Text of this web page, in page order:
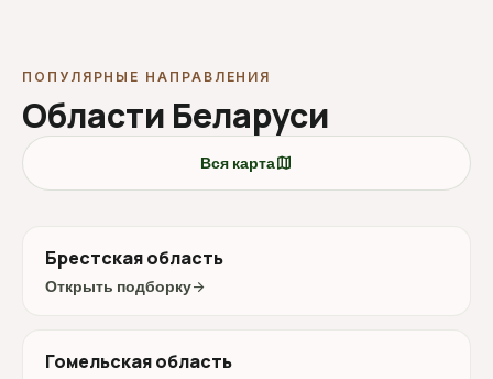
ПОПУЛЯРНЫЕ НАПРАВЛЕНИЯ
Области Беларуси
Вся картаmap
Брестская область
Открыть подборкуarrow_forward
Гомельская область